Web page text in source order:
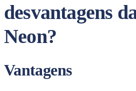
desvantagens
Neon?
Vantagens